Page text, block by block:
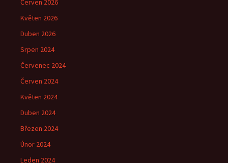
Červen 2026
Květen 2026
Duben 2026
Srpen 2024
Červenec 2024
Červen 2024
Květen 2024
Duben 2024
Březen 2024
Únor 2024
Leden 2024